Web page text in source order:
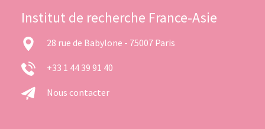
Institut de recherche France-Asie
28 rue de Babylone - 75007 Paris
+33 1 44 39 91 40
Nous contacter